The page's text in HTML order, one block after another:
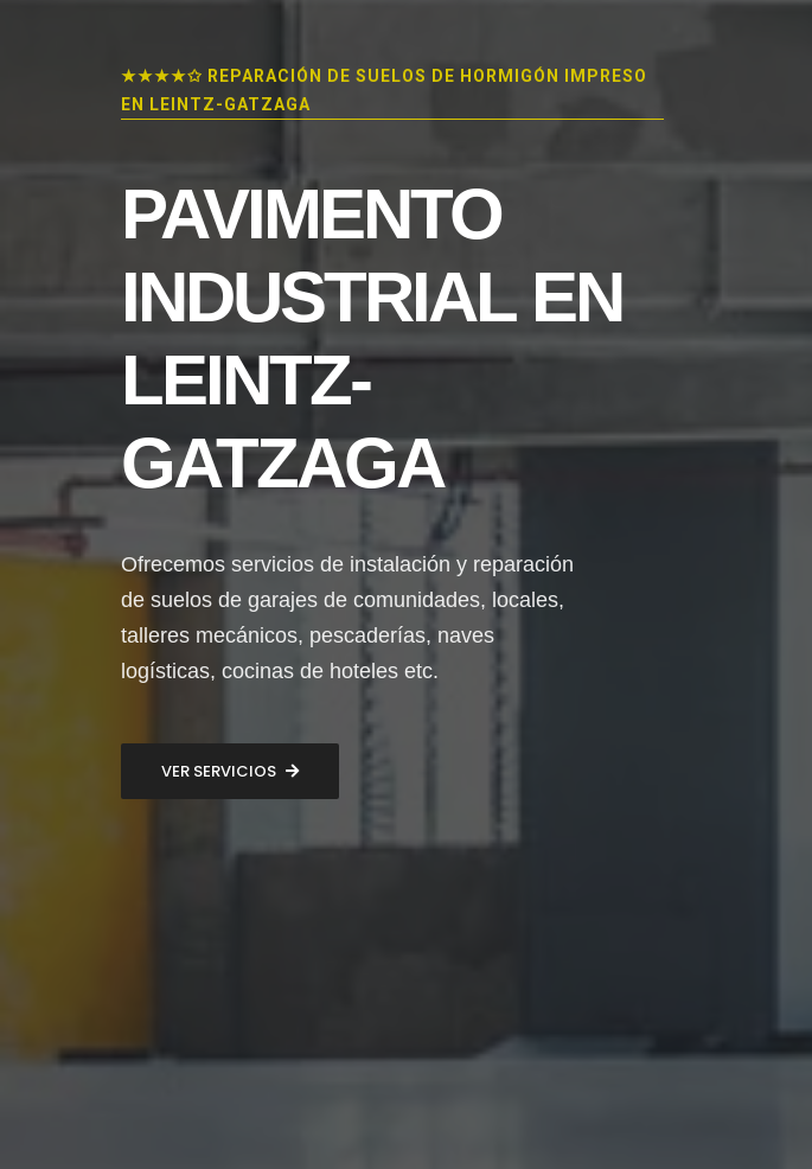
★★★★✩ REPARACIÓN DE SUELOS DE HORMIGÓN IMPRESO
EN LEINTZ-GATZAGA
PAVIMENTO
INDUSTRIAL EN
LEINTZ-
GATZAGA
Ofrecemos servicios de instalación y reparación
de suelos de garajes de comunidades, locales,
talleres mecánicos, pescaderías, naves
logísticas, cocinas de hoteles etc.
VER SERVICIOS